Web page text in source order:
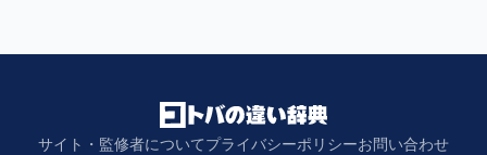
サイト・監修者についてプライバシーポリシーお問い合わせ